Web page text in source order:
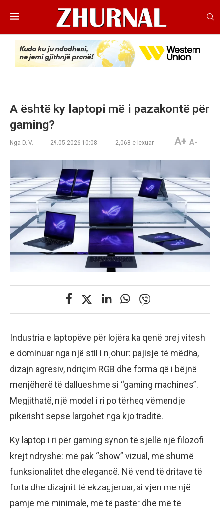
A është ky laptopi më i pazakontë për
gaming?
Nga D. V. 29.05.2026 10:08 2,068 e lexuar A+ A-
Industria e laptopëve për lojëra ka qenë prej vitesh
e dominuar nga një stil i njohur: pajisje të mëdha,
dizajn agresiv, ndriçim RGB dhe forma që i bëjnë
menjëherë të dallueshme si “gaming machines”.
Megjithatë, një model i ri po tërheq vëmendje
pikërisht sepse largohet nga kjo traditë.
Ky laptop i ri për gaming synon të sjellë një filozofi
krejt ndryshe: më pak “show” vizual, më shumë
funksionalitet dhe elegancë. Në vend të dritave të
forta dhe dizajnit të ekzagjeruar, ai vjen me një
pamje më minimale, më të pastër dhe më të